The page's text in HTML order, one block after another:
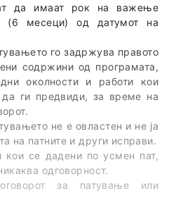
да имаат рок на важење
(6 месеци) од датумот на
го задржува правото
содржини од програмата,
околности и работи кои
да ги предвиди, за време на
не е овластен и не ја
на патните и други исправи.
кои се дадени по усмен пат,
одговорност.
за патување или